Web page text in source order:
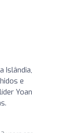
Islândia,
e
Yoan